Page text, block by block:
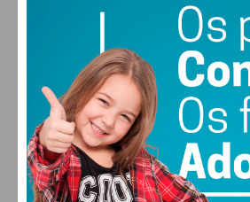
22 °
SEX
28
SÁB
27
DOM